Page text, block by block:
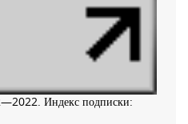
Индекс подписки: